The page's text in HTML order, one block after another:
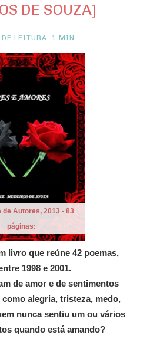
DE SOUZA]
LEITURA: 1 MIN
de Autores, 2013 - 83
páginas:
livro que reúne 42 poemas,
1998 e 2001.
de amor e de sentimentos
alegria, tristeza, medo,
nunca sentiu um ou vários
quando está amando?